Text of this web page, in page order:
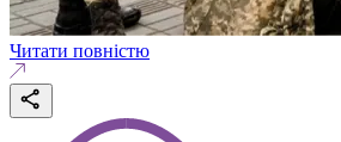
Читати повністю